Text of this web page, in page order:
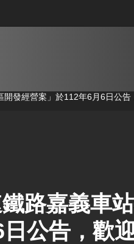
開發經營案」於112年6月6日公
鐵路嘉義車
公告，歡